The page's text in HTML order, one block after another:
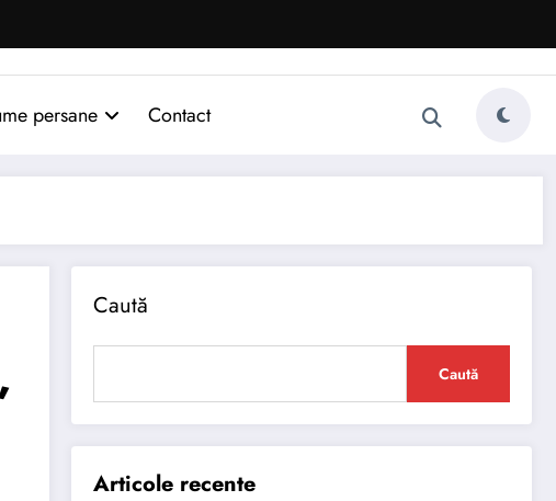
persane Contact
Caută
Caută
Articole recente